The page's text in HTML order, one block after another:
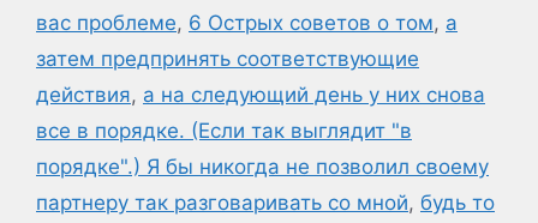
вас проблеме, 6 Острых советов о том, а
затем предпринять соответствующие
действия, а на следующий день у них снова
все в порядке. (Если так выглядит "в
порядке".) Я бы никогда не позволил своему
партнеру так разговаривать со мной, будь то